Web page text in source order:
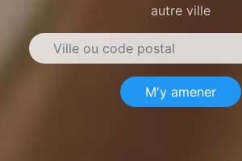
autre ville
M'y amener